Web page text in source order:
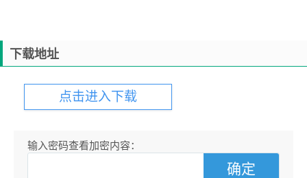
下载地址
点击进入下载
输入密码查看加密内容：